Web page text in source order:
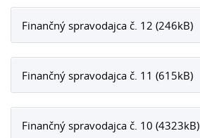
Finančný spravodajca č. 12 (246kB)
Finančný spravodajca č. 11 (615kB)
Finančný spravodajca č. 10 (4323kB)